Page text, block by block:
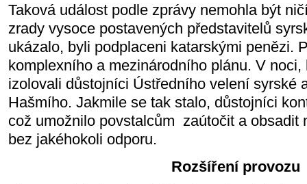
Taková událost podle zprávy nemohla být
zrady vysoce postavených představitelů
ukázalo, byli podplaceni katarskými penězi.
komplexního a mezinárodního plánu. V noci,
izolovali důstojníci Ústředního velení syrské
Hašmího. Jakmile se tak stalo, důstojníci
což umožnilo povstalcům zaútočit a obsadit
bez jakéhokoli odporu.
Rozšíření provozu